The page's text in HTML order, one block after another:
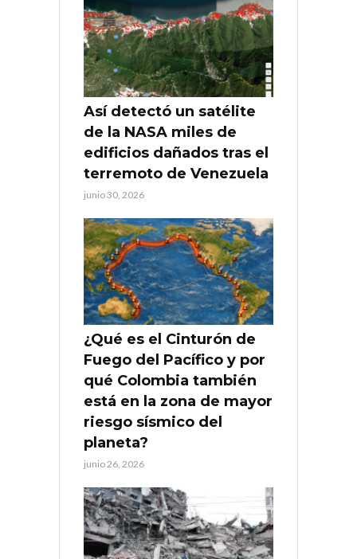
Así detectó un satélite
de la NASA miles de
edificios dañados tras el
terremoto de Venezuela
junio 30, 2026
¿Qué es el Cinturón de
Fuego del Pacífico y por
qué Colombia también
está en la zona de mayor
riesgo sísmico del
planeta?
junio 26, 2026